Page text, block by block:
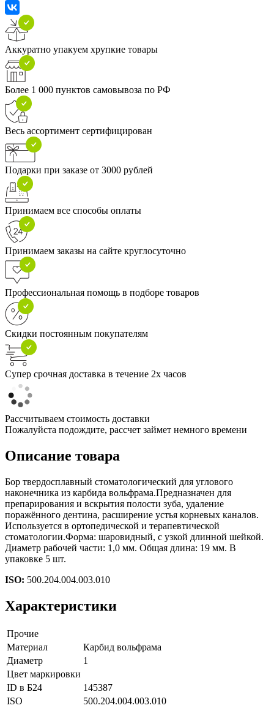
Аккуратно упакуем хрупкие товары
Более 1 000 пунктов самовывоза по РФ
Весь ассортимент сертифицирован
Подарки при заказе от 3000 рублей
Принимаем все способы оплаты
Принимаем заказы на сайте круглосуточно
Профессиональная помощь в подборе товаров
Скидки постоянным покупателям
Супер срочная доставка в течение 2х часов
Рассчитываем стоимость доставки
Пожалуйста подождите, рассчет займет немного времени
Описание товара
Бор твердосплавный стоматологический для углового
наконечника из карбида вольфрама.Предназначен для
препарирования и вскрытия полости зуба, удаление
поражённого дентина, расширение устья корневых каналов.
Используется в ортопедической и терапевтической
стоматологии.Форма: шаровидный, с узкой длинной шейкой.
Диаметр рабочей части: 1,0 мм. Общая длина: 19 мм. В
упаковке 5 шт.
ISO: 500.204.004.003.010
Характеристики
Прочие
Материал
Карбид вольфрама
Диаметр
1
Цвет маркировки
ID в Б24
145387
ISO
500.204.004.003.010